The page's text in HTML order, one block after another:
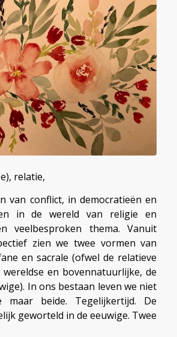
relatie,
van conflict, in democratieën en
in de wereld van religie en
veelbesproken thema. Vanuit
zien we twee vormen van
en sacrale (ofwel de relatieve
en bovennatuurlijke, de
In ons bestaan leven we niet
maar beide. Tegelijkertijd. De
geworteld in de eeuwige. Twee